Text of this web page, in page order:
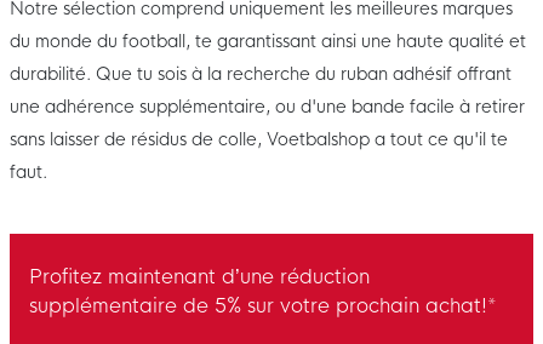
Notre sélection comprend uniquement les meilleures marques
du monde du football, te garantissant ainsi une haute qualité et
durabilité. Que tu sois à la recherche du ruban adhésif offrant
une adhérence supplémentaire, ou d'une bande facile à retirer
sans laisser de résidus de colle, Voetbalshop a tout ce qu'il te
faut.
Profitez maintenant d’une réduction
supplémentaire de 5% sur votre prochain achat!*